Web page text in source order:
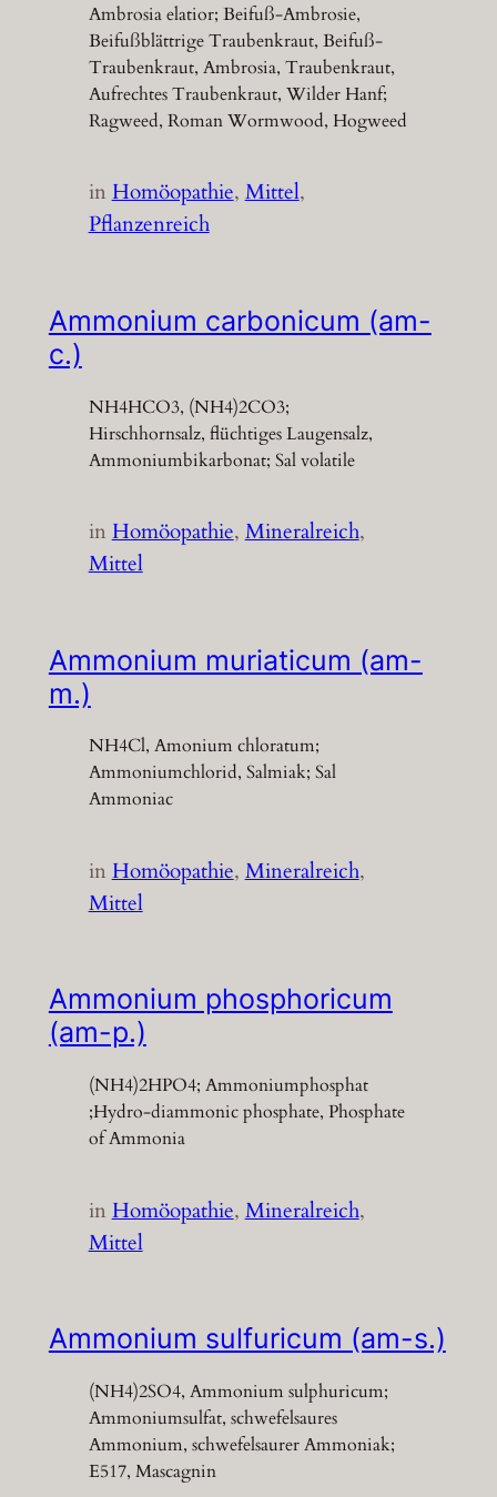
Ambrosia elatior; Beifuß-Ambrosie,
Beifußblättrige Traubenkraut, Beifuß-
Traubenkraut, Ambrosia, Traubenkraut,
Aufrechtes Traubenkraut, Wilder Hanf;
Ragweed, Roman Wormwood, Hogweed
inHomöopathie, Mittel
Pflanzenreich
Ammonium carbonicum (am-
c.)
NH4HCO3, (NH4)2CO3;
Hirschhornsalz, flüchtiges Laugensalz,
Ammoniumbikarbonat; Sal volatile
inHomöopathie, Mineralreich
Mittel
Ammonium muriaticum (am-
m.)
NH4Cl, Amonium chloratum;
Ammoniumchlorid, Salmiak; Sal
Ammoniac
inHomöopathie, Mineralreich
Mittel
Ammonium phosphoricum
(am-p.)
(NH4)2HPO4; Ammoniumphosphat
;Hydro-diammonic phosphate, Phosphate
of Ammonia
inHomöopathie, Mineralreich
Mittel
Ammonium sulfuricum (am-s.)
(NH4)2SO4, Ammonium sulphuricum;
Ammoniumsulfat, schwefelsaures
Ammonium, schwefelsaurer Ammoniak;
E517, Mascagnin